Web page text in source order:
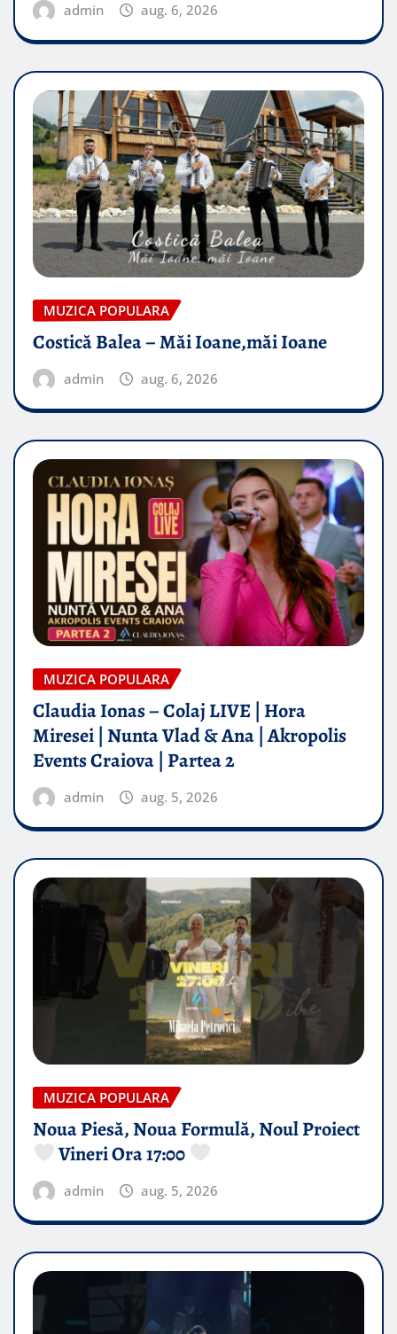
admin aug. 6, 2026
MUZICA POPULARA
Costică Balea – Măi Ioane,măi Ioane
admin aug. 6, 2026
MUZICA POPULARA
Claudia Ionas – Colaj LIVE | Hora
Miresei | Nunta Vlad & Ana | Akropolis
Events Craiova | Partea 2
admin aug. 5, 2026
MUZICA POPULARA
Noua Piesă, Noua Formulă, Noul Proiect
Vineri Ora 17:00
admin aug. 5, 2026